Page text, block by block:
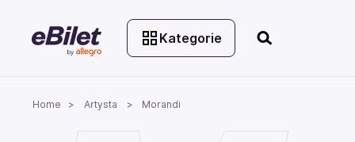
Kategorie
Home Artysta Morandi